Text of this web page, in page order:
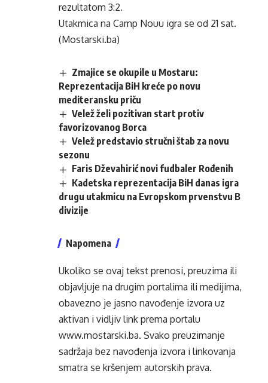
rezultatom 3:2.
Utakmica na Camp Nouu igra se od 21 sat.
(Mostarski.ba)
Zmajice se okupile u Mostaru:
Reprezentacija BiH kreće po novu
mediteransku priču
Velež želi pozitivan start protiv
favorizovanog Borca
Velež predstavio stručni štab za novu
sezonu
Faris Dževahirić novi fudbaler Rođenih
Kadetska reprezentacija BiH danas igra
drugu utakmicu na Evropskom prvenstvu B
divizije
Napomena
Ukoliko se ovaj tekst prenosi, preuzima ili
objavljuje na drugim portalima ili medijima,
obavezno je jasno navođenje izvora uz
aktivan i vidljiv link prema portalu
www.mostarski.ba. Svako preuzimanje
sadržaja bez navođenja izvora i linkovanja
smatra se kršenjem autorskih prava.